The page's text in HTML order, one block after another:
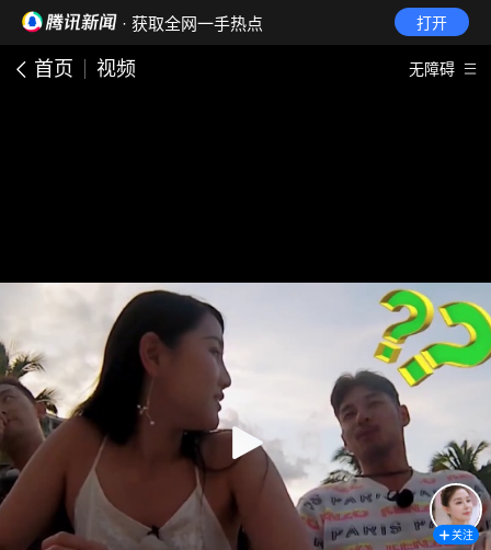
· 获取全网一手热点 打开
首页 视频 无障碍
关注